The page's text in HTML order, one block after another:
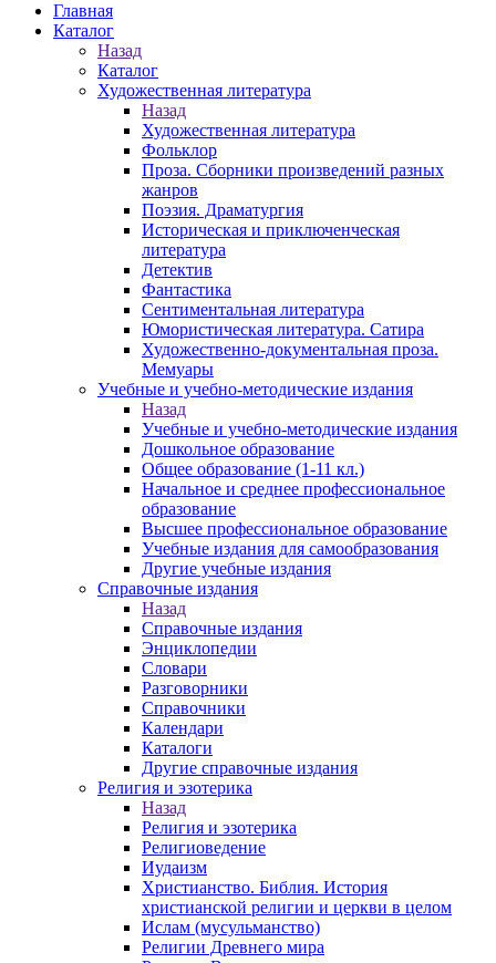
Главная
Каталог
Назад
Каталог
Художественная литература
Назад
Художественная литература
Фольклор
Проза. Сборники произведений разных
жанров
Поэзия. Драматургия
Историческая и приключенческая
литература
Детектив
Фантастика
Сентиментальная литература
Юмористическая литература. Сатира
Художественно-документальная проза.
Мемуары
Учебные и учебно-методические издания
Назад
Учебные и учебно-методические издания
Дошкольное образование
Общее образование (1-11 кл.)
Начальное и среднее профессиональное
образование
Высшее профессиональное образование
Учебные издания для самообразования
Другие учебные издания
Справочные издания
Назад
Справочные издания
Энциклопедии
Словари
Разговорники
Справочники
Календари
Каталоги
Другие справочные издания
Религия и эзотерика
Назад
Религия и эзотерика
Религиоведение
Иудаизм
Христианство. Библия. История
христианской религии и церкви в целом
Ислам (мусульманство)
Религии Древнего мира